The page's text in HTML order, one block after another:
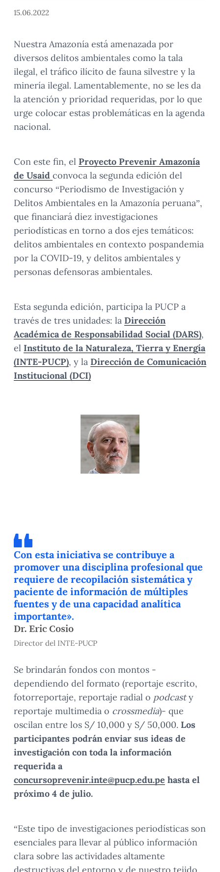
15.06.2022
Nuestra Amazonía está amenazada por
diversos delitos ambientales como la tala
ilegal, el tráfico ilícito de fauna silvestre y la
minería ilegal. Lamentablemente, no se les da
la atención y prioridad requeridas, por lo que
urge colocar estas problemáticas en la agenda
nacional.
Con este fin, el Proyecto Prevenir Amazonía
de Usaid convoca la segunda edición del
concurso “Periodismo de Investigación y
Delitos Ambientales en la Amazonía peruana”,
que financiará diez investigaciones
periodísticas en torno a dos ejes temáticos:
delitos ambientales en contexto pospandemia
por la COVID-19, y delitos ambientales y
personas defensoras ambientales.
Esta segunda edición, participa la PUCP a
través de tres unidades: la Dirección
Académica de Responsabilidad Social (DARS),
el Instituto de la Naturaleza, Tierra y Energía
(INTE-PUCP), y la Dirección de Comunicación
Institucional (DCI)
Con esta iniciativa se contribuye a
promover una disciplina profesional que
requiere de recopilación sistemática y
paciente de información de múltiples
fuentes y de una capacidad analítica
importante».
Dr. Eric Cosio
Director del INTE-PUCP
Se brindarán fondos con montos -
dependiendo del formato (reportaje escrito,
fotorreportaje, reportaje radial o podcasty
reportaje multimedia o crossmedia)- que
oscilan entre los S/ 10,000 y S/ 50,000. Los
participantes podrán enviar sus ideas de
investigación con toda la información
requerida a
concursoprevenir.inte@pucp.edu.pe hasta el
próximo 4 de julio.
“Este tipo de investigaciones periodísticas son
esenciales para llevar al público información
clara sobre las actividades altamente